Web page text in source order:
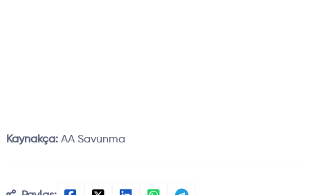
Kaynakça: AA Savunma